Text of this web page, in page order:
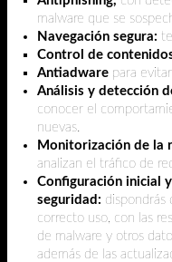
malware que se
Navegación segura:
Control de
Antiadware para
Análisis y detección
conocer el
nuevas.
Monitorización de la
analizan el tráfico de
Configuración inicial
seguridad: dispondrás
correcto uso, con las
de malware y otros
además de las